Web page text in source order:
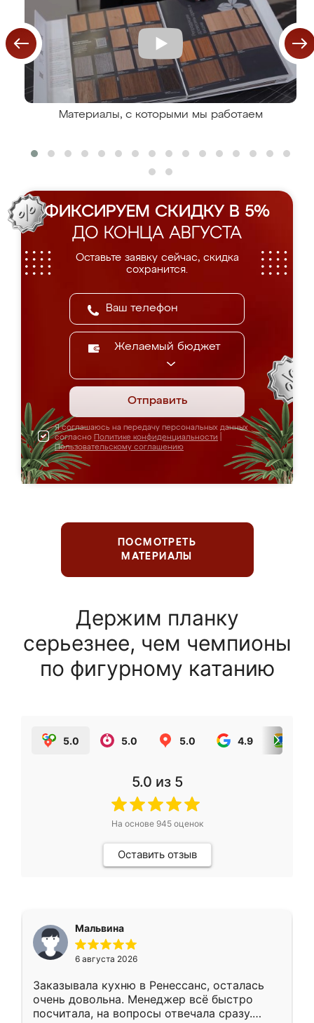
Материалы, с которыми мы работаем
ФИКСИРУЕМ СКИДКУ В 5%
ДО КОНЦА АВГУСТА
Оставьте заявку сейчас, скидка
сохранится.
Желаемый бюджет
Отправить
Я соглашаюсь на передачу персональных данных
согласно Политике конфиденциальности
Пользовательскому соглашению
ПОСМОТРЕТЬ
МАТЕРИАЛЫ
Держим планку
серьезнее, чем чемпионы
по фигурному катанию
5.0 5.0 5.0 4.9
5.0 из 5
На основе 945оценок
Оставить отзыв
Мальвина
6 августа 2026
Заказывала кухню в Ренессанс, осталась
очень довольна. Менеджер всё быстро
посчитала, на вопросы отвечала сразу.